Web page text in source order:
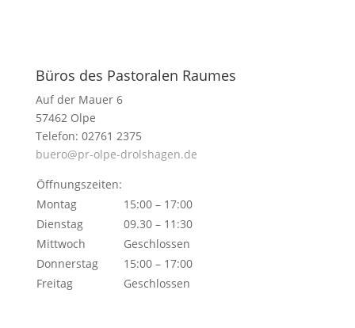
Büros des Pastoralen Raumes
Auf der Mauer 6
57462 Olpe
Telefon: 02761 2375
buero@pr-olpe-drolshagen.de
Öffnungszeiten:
Montag
15:00 – 17:00
Dienstag
09.30 – 11:30
Mittwoch
Geschlossen
Donnerstag
15:00 – 17:00
Freitag
Geschlossen